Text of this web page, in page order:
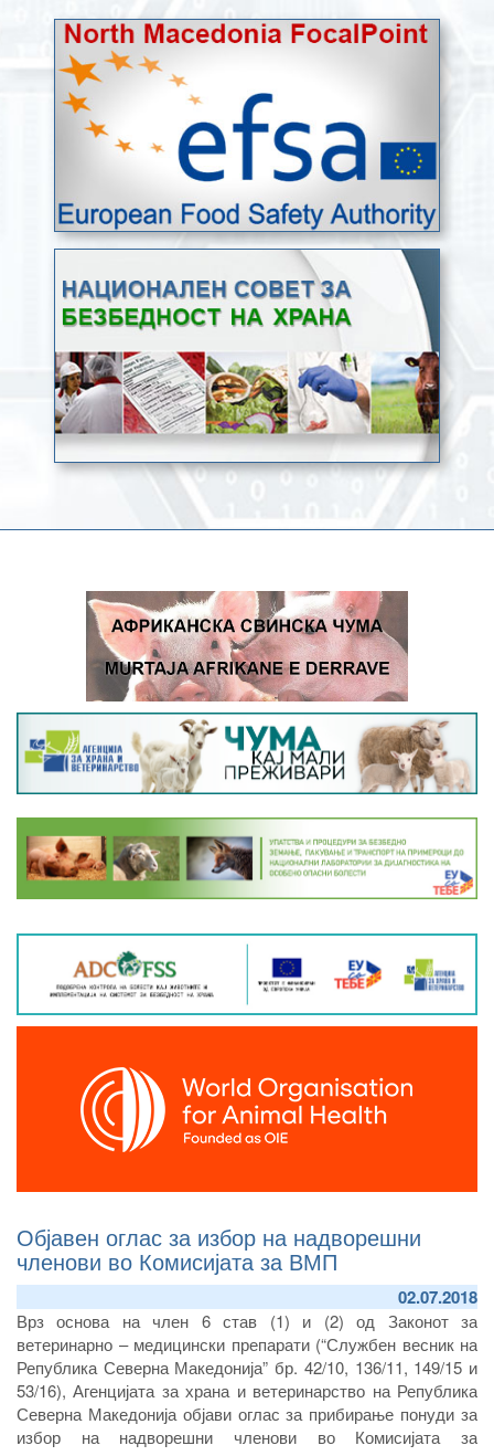
Објавен оглас за избор на надворешни
членови во Комисијата за ВМП
02.07.2018
Врз основа на член 6 став (1) и (2) од Законот за
ветеринарно – медицински препарати (“Службен весник на
Република Северна Македонија” бр. 42/10, 136/11, 149/15 и
53/16), Агенцијата за храна и ветеринарство на Република
Северна Македонија објави оглас за прибирање понуди за
избор на надворешни членови во Комисијата за